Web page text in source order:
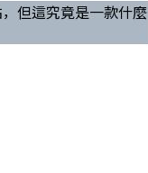
但這究竟是一款什麼